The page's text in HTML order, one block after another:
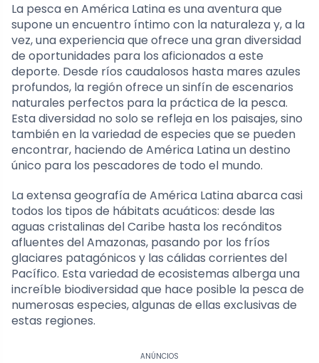
La pesca en América Latina es una aventura que
supone un encuentro íntimo con la naturaleza y, a la
vez, una experiencia que ofrece una gran diversidad
de oportunidades para los aficionados a este
deporte. Desde ríos caudalosos hasta mares azules
profundos, la región ofrece un sinfín de escenarios
naturales perfectos para la práctica de la pesca.
Esta diversidad no solo se refleja en los paisajes, sino
también en la variedad de especies que se pueden
encontrar, haciendo de América Latina un destino
único para los pescadores de todo el mundo.
La extensa geografía de América Latina abarca casi
todos los tipos de hábitats acuáticos: desde las
aguas cristalinas del Caribe hasta los recónditos
afluentes del Amazonas, pasando por los fríos
glaciares patagónicos y las cálidas corrientes del
Pacífico. Esta variedad de ecosistemas alberga una
increíble biodiversidad que hace posible la pesca de
numerosas especies, algunas de ellas exclusivas de
estas regiones.
ANÚNCIOS